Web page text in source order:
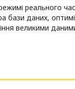
реального
бази даних,
великими